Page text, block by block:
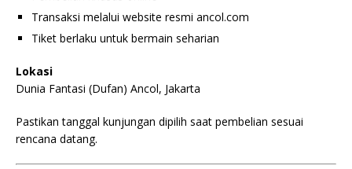
Transaksi melalui website resmi ancol.com
Tiket berlaku untuk bermain seharian
Lokasi
Dunia Fantasi (Dufan) Ancol, Jakarta
Pastikan tanggal kunjungan dipilih saat pembelian sesuai
rencana datang.